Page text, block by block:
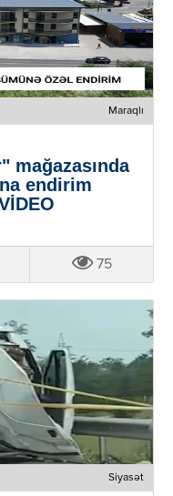
Maraqlı
mağazasında
endirim
75
Siyasət